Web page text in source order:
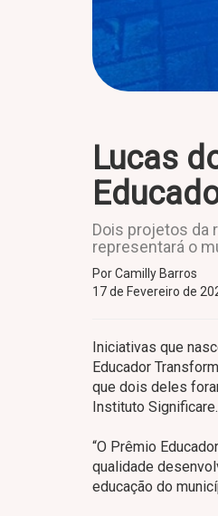
Lucas
Dois projetos da
representará o
Por Camilly Barros
17 de Fevereiro de
Iniciativas que
Educador
que dois deles
Instituto Significare.
“O Prêmio
qualidade
educação do